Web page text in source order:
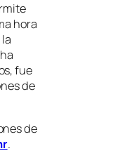
hora
fue
de
de
.